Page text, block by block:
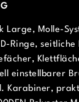
Large, Molle-
Ringe, seitliche
einstellbarer
Karabiner,